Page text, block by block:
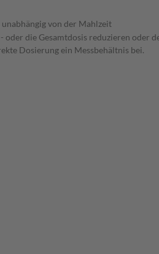
unabhängig von der Mahlzeit
die Gesamtdosis reduzieren oder
Dosierung ein Messbehältnis bei.